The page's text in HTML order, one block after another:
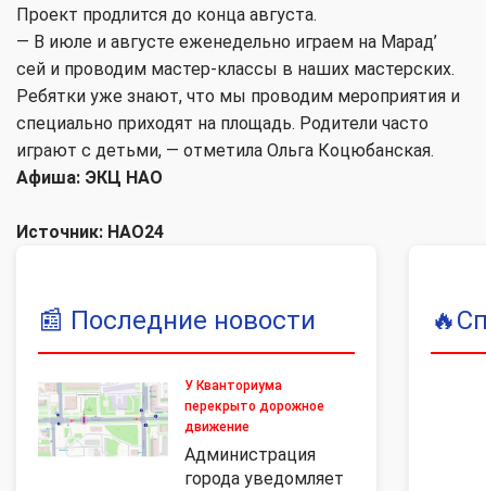
Проект продлится до конца августа.
— В июле и августе еженедельно играем на Марад’
сей и проводим мастер-классы в наших мастерских.
Ребятки уже знают, что мы проводим мероприятия и
специально приходят на площадь. Родители часто
играют с детьми, — отметила Ольга Коцюбанская.
Афиша: ЭКЦ НАО
Источник: НАО24
📰 Последние новости
У Кванториума
перекрыто дорожное
движение
Администрация
города уведомляет
🔥